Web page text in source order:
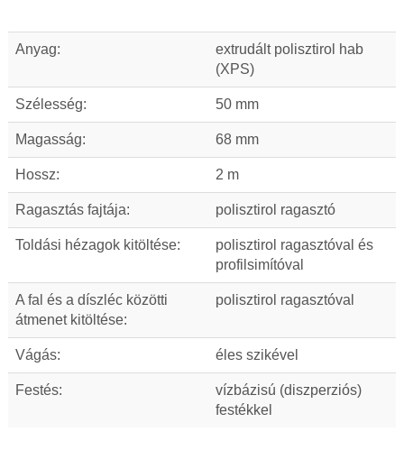
Anyag:
extrudált polisztirol hab
(XPS)
Szélesség: 50 mm
Magasság: 68 mm
Hossz: 2 m
Ragasztás fajtája: polisztirol ragasztó
Toldási hézagok kitöltése:
polisztirol ragasztóval és
profilsimítóval
A fal és a díszléc közötti
átmenet kitöltése:
polisztirol ragasztóval
Vágás: éles szikével
Festés:
vízbázisú (diszperziós)
festékkel